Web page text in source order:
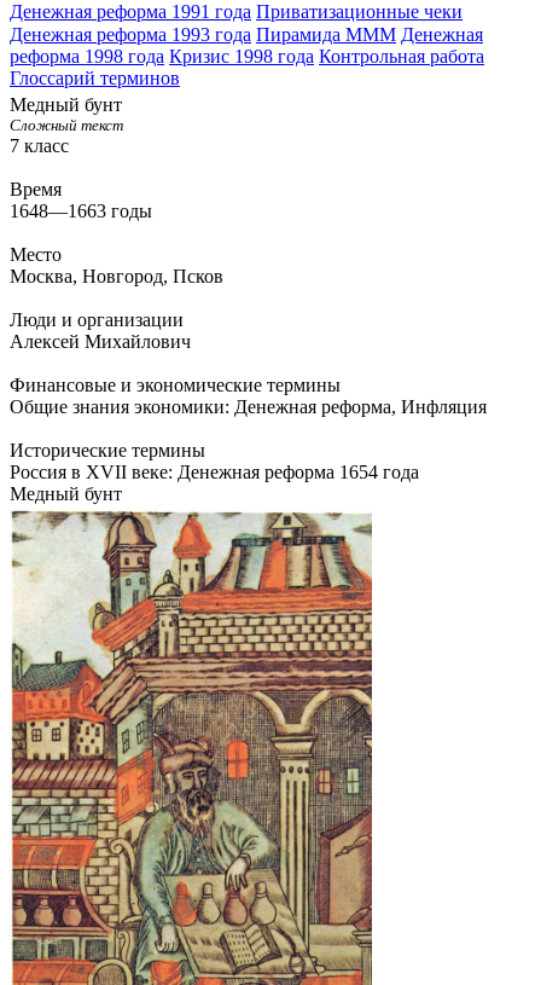
Денежная реформа 1991 года Приватизационные чеки
Денежная реформа 1993 года Пирамида МММ Денежная
реформа 1998 года Кризис 1998 года Контрольная работа
Глоссарий терминов
Медный бунт
Сложный текст
7 класс
Время
1648—1663 годы
Место
Москва, Новгород, Псков
Люди и организации
Алексей Михайлович
Финансовые и экономические термины
Общие знания экономики: Денежная реформа, Инфляция
Исторические термины
Россия в XVII веке: Денежная реформа 1654 года
Медный бунт